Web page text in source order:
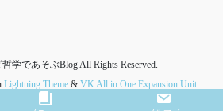
学であそぶBlog All Rights Reserved.
Lightning Theme & VK All in One Expansion Unit